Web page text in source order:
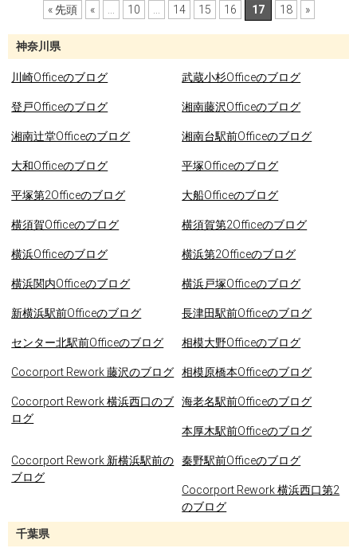
神奈川県
川崎Officeのブログ 武蔵小杉Officeのブログ
登戸Officeのブログ 湘南藤沢Officeのブログ
湘南辻堂Officeのブログ 湘南台駅前Officeのブログ
大和Officeのブログ 平塚Officeのブログ
平塚第2Officeのブログ 大船Officeのブログ
横須賀Officeのブログ 横須賀第2Officeのブログ
横浜Officeのブログ 横浜第2Officeのブログ
横浜関内Officeのブログ 横浜戸塚Officeのブログ
新横浜駅前Officeのブログ 長津田駅前Officeのブログ
センター北駅前Officeのブログ 相模大野Officeのブログ
Cocorport Rework 藤沢のブログ 相模原橋本Officeのブログ
Cocorport Rework 横浜西口のブ
ログ
海老名駅前Officeのブログ
本厚木駅前Officeのブログ
Cocorport Rework 新横浜駅前の
ブログ
秦野駅前Officeのブログ
Cocorport Rework 横浜西口第2
のブログ
千葉県
« 先頭 « 10 14 15 16 17 18 »